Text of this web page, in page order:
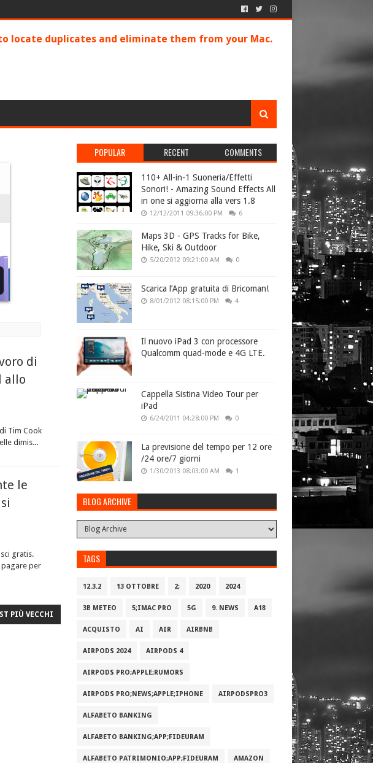
locate duplicates and eliminate them from your Mac.
di
allo
Tim Cook
dimis...
le
gratis.
pagare per
PIÙ VECCHI
POPULAR RECENT COMMENTS
110+ All-in-1 Suoneria/Effetti
Sonori! - Amazing Sound Effects All
in one si aggiorna alla vers 1.8
12/12/2011 09:36:00 PM 6
Maps 3D - GPS Tracks for Bike,
Hike, Ski & Outdoor
5/20/2012 09:21:00 AM 0
Scarica l’App gratuita di Bricoman!
8/01/2012 08:15:00 PM 4
Il nuovo iPad 3 con processore
Qualcomm quad-mode e 4G LTE.
Cappella Sistina Video Tour per
iPad
6/24/2011 04:28:00 PM 0
La previsione del tempo per 12 ore
/24 ore/7 giorni
1/30/2013 08:03:00 AM 1
BLOG ARCHIVE
TAGS
12.3.2 13 OTTOBRE 2; 2020 2024
3B METEO 5;IMAC PRO 5G 9. NEWS A18
ACQUISTO AI AIR AIRBNB
AIRPODS 2024 AIRPODS 4
AIRPODS PRO;APPLE;RUMORS
AIRPODS PRO;NEWS;APPLE;IPHONE AIRPODSPRO3
ALFABETO BANKING
ALFABETO BANKING;APP;FIDEURAM
ALFABETO PATRIMONI‪O‬;APP;FIDEURAM AMAZON